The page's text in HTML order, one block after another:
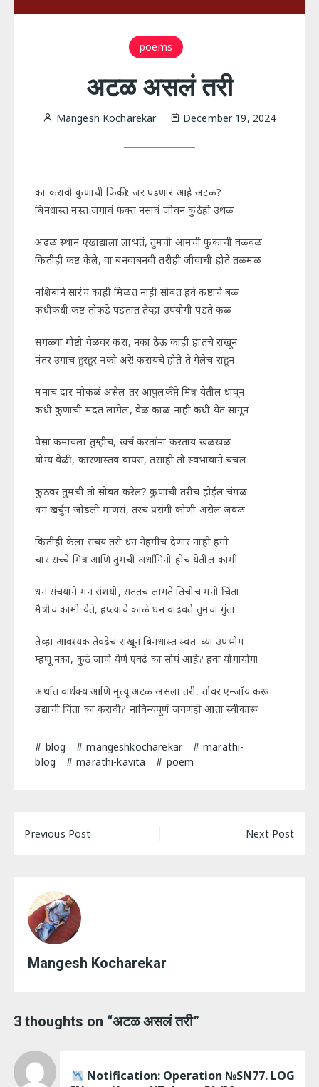
poems
अटळ असलं तरी
Mangesh Kocharekar December 19, 2024
का करावी कुणाची फिकीर जर घडणारं आहे अटळ?
बिनधास्त मस्त जगावं फक्त नसावं जीवन कुठेही उथळ
अढळ स्थान एखाद्याला लाभतं, तुमची आमची फुकाची वळवळ
कितीही कष्ट केले, वा बनवाबनवी तरीही जीवाची होते तळमळ
नशिबाने सारंच काही मिळत नाही सोबत हवे कष्टाचे बळ
कधीकधी कष्ट तोकडे पडतात तेव्हा उपयोगी पडते कळ
सगळ्या गोष्टी वेळवर करा, नका ठेऊ काही हातचे राखून
नंतर उगाच हुरहूर नको अरे! करायचे होते ते गेलेच राहून
मनाचं दार मोकळं असेल तर आपुलकीने मित्र येतील धावून
कधी कुणाची मदत लागेल, वेळ काळ नाही कधी येत सांगून
पैसा कमावला तुम्हीच, खर्च करतांना करताय खळखळ
योग्य वेळी, कारणास्तव वापरा, तसाही तो स्वभावाने चंचल
कुठवर तुमची तो सोबत करेल? कुणाची तरीच होईल चंगळ
धन खर्चुन जोडली माणसं, तरच प्रसंगी कोणी असेल जवळ
कितीही केला संचय तरी धन नेहमीच देणार नाही हमी
चार सच्चे मित्र आणि तुमची अर्धांगिनी हीच येतील कामी
धन संचयाने मन संशयी, सततच लागते तिचीच मनी चिंता
मैत्रीच कामी येते, हप्त्याचे काळे धन वाढवते तुमचा गुंता
तेव्हा आवश्यक तेवढेच राखून बिनधास्त स्वतः घ्या उपभोग
म्हणू नका, कुठे जाणे येणे एवढे का सोपं आहे? हवा योगायोग!
अर्थात वार्धक्य आणि मृत्यू अटळ असला तरी, तोवर एन्जॉय करू
उद्याची चिंता का करावी? नाविन्यपूर्ण जगणंही आता स्वीकारू
blog mangeshkocharekar
marathi-
blog
marathi-kavita poem
Post
Previous Post Next Post
Mangesh Kocharekar
3 thoughts on “अटळ असलं तरी”
Notification: Operation №SN77. LOG